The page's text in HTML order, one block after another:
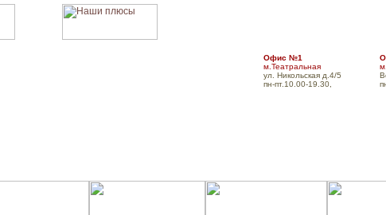
Офис №1
м.Театральная
ул. Никольская д.4/5
пн-пт.10.00-19.30,